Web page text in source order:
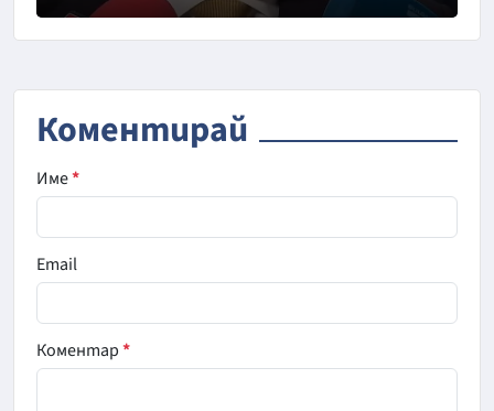
Коментирай
Име*
Email
Коментар*